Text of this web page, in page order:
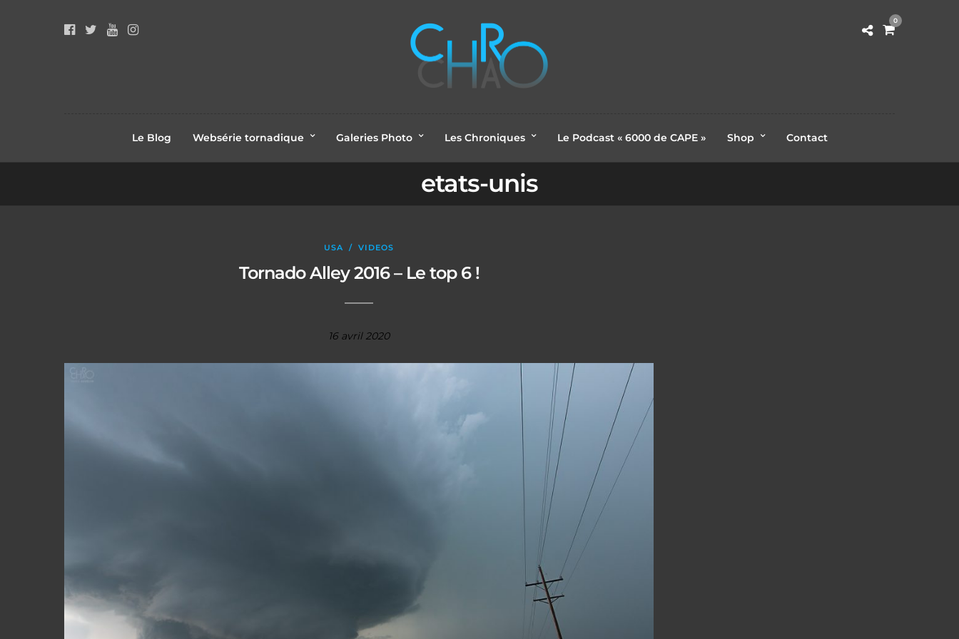
0
Le Blog Websérie tornadique Galeries Photo Les Chroniques Le Podcast « 6000 de CAPE » Shop Contact
etats-unis
USA /VIDEOS
Tornado Alley 2016 – Le top 6 !
16 avril 2020